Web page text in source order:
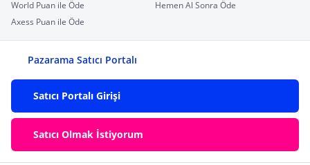
World Puan ile Öde
Hemen Al Sonra Öde
Axess Puan ile Öde
Pazarama Satıcı Portalı
Satıcı Portalı Girişi
Satıcı Olmak İstiyorum